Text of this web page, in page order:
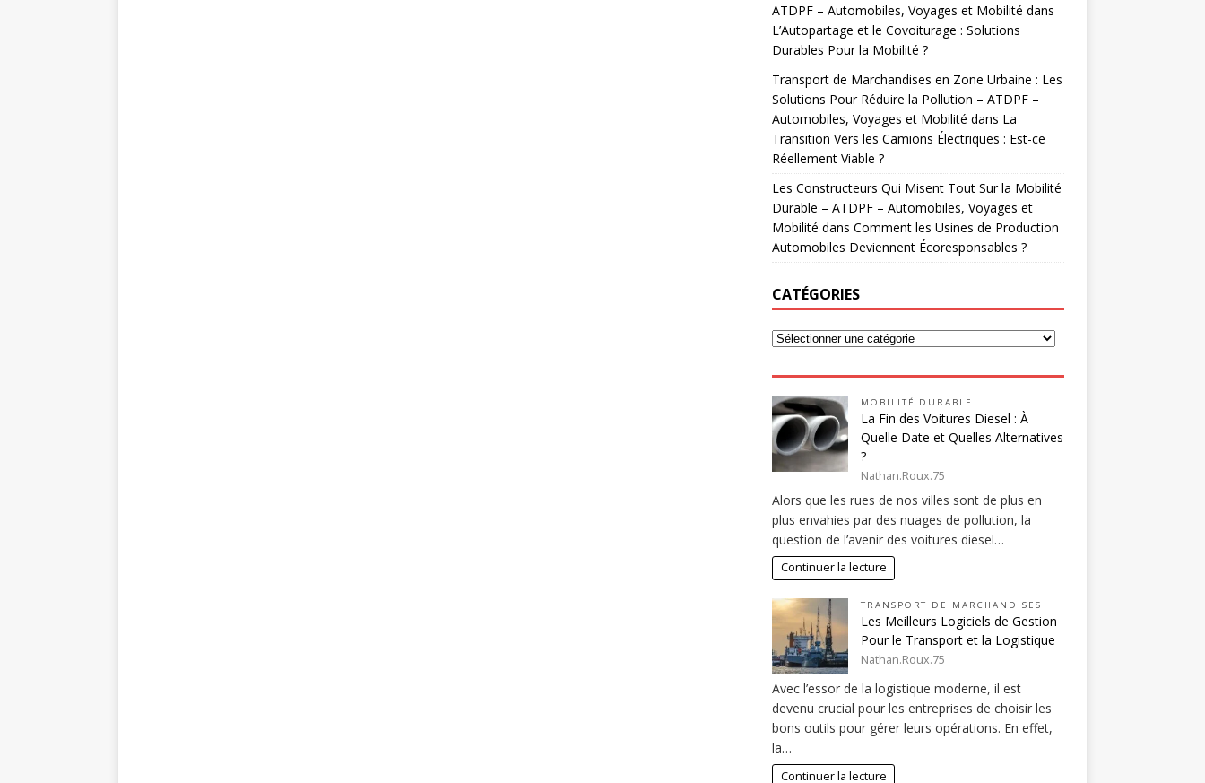
ATDPF – Automobiles, Voyages et Mobilité dans
L’Autopartage et le Covoiturage : Solutions
Durables Pour la Mobilité ?
Transport de Marchandises en Zone Urbaine : Les
Solutions Pour Réduire la Pollution – ATDPF –
Automobiles, Voyages et Mobilité dans La
Transition Vers les Camions Électriques : Est-ce
Réellement Viable ?
Les Constructeurs Qui Misent Tout Sur la Mobilité
Durable – ATDPF – Automobiles, Voyages et
Mobilité dans Comment les Usines de Production
Automobiles Deviennent Écoresponsables ?
CATÉGORIES
MOBILITÉ DURABLE
La Fin des Voitures Diesel : À
Quelle Date et Quelles Alternatives
?
Nathan.Roux.75
Alors que les rues de nos villes sont de plus en
plus envahies par des nuages de pollution, la
question de l’avenir des voitures diesel…
Continuer la lecture
TRANSPORT DE MARCHANDISES
Les Meilleurs Logiciels de Gestion
Pour le Transport et la Logistique
Nathan.Roux.75
Avec l’essor de la logistique moderne, il est
devenu crucial pour les entreprises de choisir les
bons outils pour gérer leurs opérations. En effet,
la…
Continuer la lecture